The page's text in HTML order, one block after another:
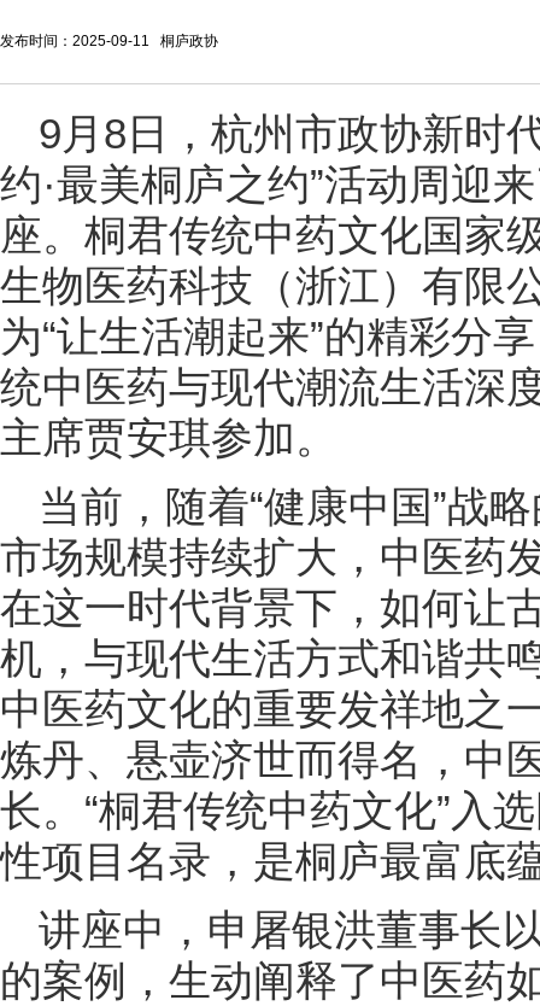
发布时间：2025-09-11 桐庐政协
9月8日，杭州市政协新时
约·最美桐庐之约”活动周迎
座。桐君传统中药文化国家
生物医药科技（浙江）有限
为“让生活潮起来”的精彩分
统中医药与现代潮流生活深
主席贾安琪参加。
当前，随着“健康中国”战
市场规模持续扩大，中医药
在这一时代背景下，如何让
机，与现代生活方式和谐共
中医药文化的重要发祥地之
炼丹、悬壶济世而得名，中
长。“桐君传统中药文化”入
性项目名录，是桐庐最富底
讲座中， 申屠银洪董事长
的案例，生动阐释了中医药